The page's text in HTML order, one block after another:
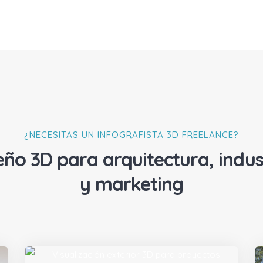
¿NECESITAS UN INFOGRAFISTA 3D FREELANCE?
3D para arquitectura,
y marketing